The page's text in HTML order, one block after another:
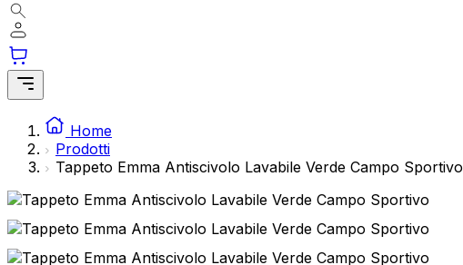
Home
Prodotti
Tappeto Emma Antiscivolo Lavabile Verde Campo Sportivo